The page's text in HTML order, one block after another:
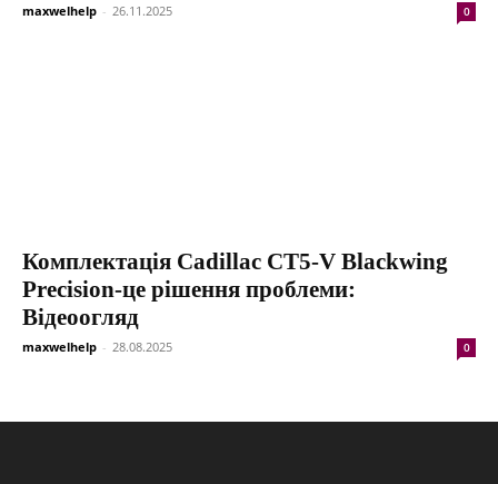
maxwelhelp - 26.11.2025 0
Комплектація Cadillac CT5-V Blackwing
Precision-це рішення проблеми:
Відеоогляд
maxwelhelp - 28.08.2025 0